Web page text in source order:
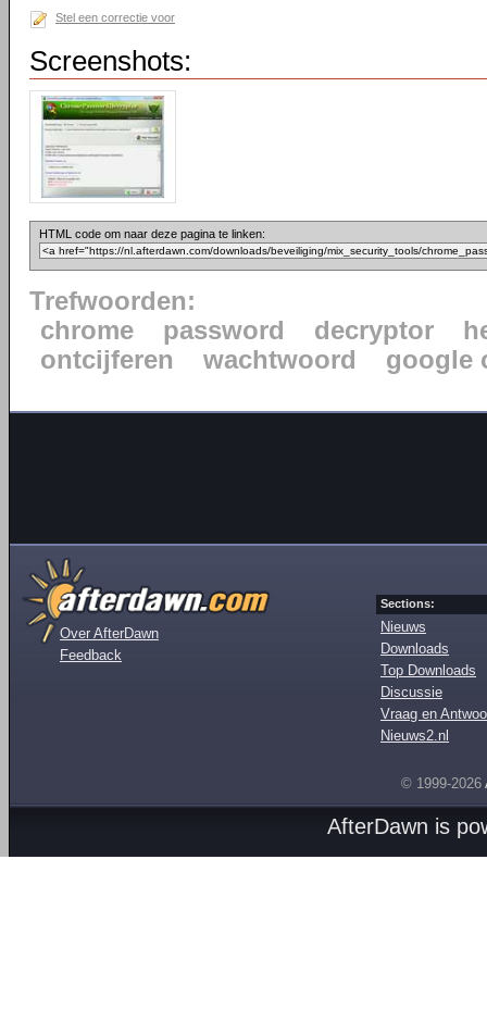
Stel een correctie voor
Screenshots:
HTML code om naar deze pagina te linken:
Trefwoorden:
chrome
password decryptor
ontcijferen
wachtwoord google
Over AfterDawn
Feedback
Sections:
Nieuws
Downloads
Top Downloads
Discussie
Vraag en
Nieuws2.nl
© 1999-2026
AfterDawn is